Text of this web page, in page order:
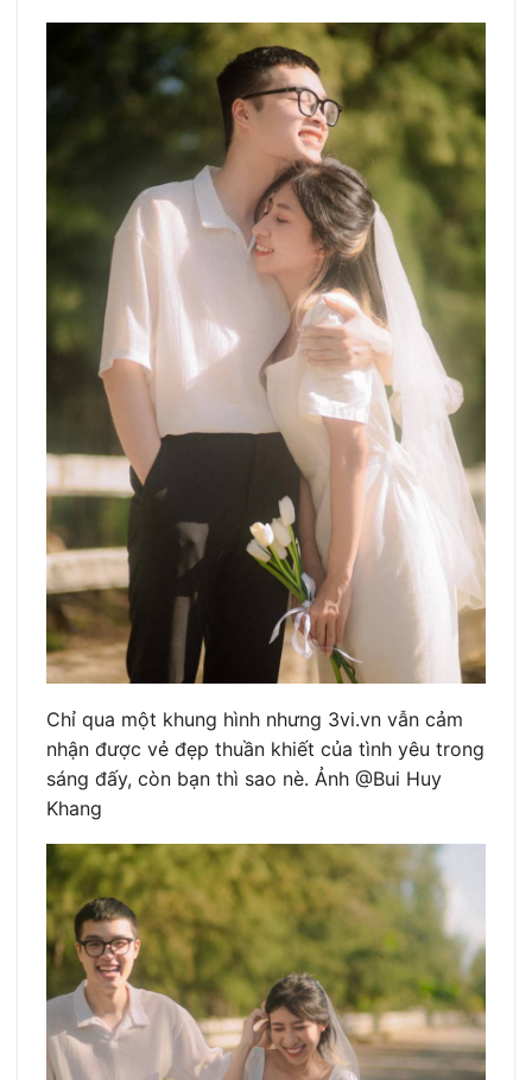
Chỉ qua một khung hình nhưng 3vi.vn vẫn cảm
nhận được vẻ đẹp thuần khiết của tình yêu trong
sáng đấy, còn bạn thì sao nè. Ảnh @Bui Huy
Khang